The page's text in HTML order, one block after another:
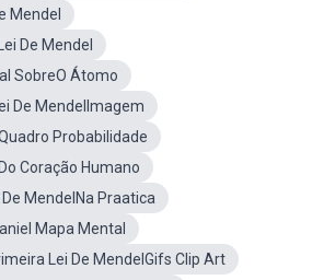
Mendel
De Mendel
SobreO Átomo
De MendelImagem
Probabilidade
Coração Humano
MendelNa Praatica
Mapa Mental
Lei De MendelGifs Clip Art